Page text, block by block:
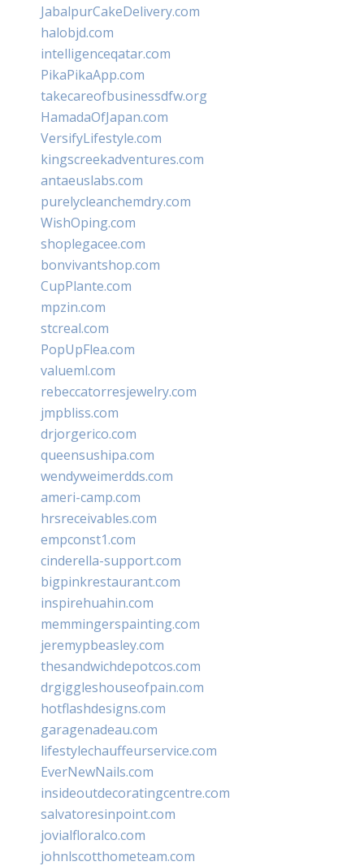
JabalpurCakeDelivery.com
halobjd.com
intelligenceqatar.com
PikaPikaApp.com
takecareofbusinessdfw.org
HamadaOfJapan.com
VersifyLifestyle.com
kingscreekadventures.com
antaeuslabs.com
purelycleanchemdry.com
WishOping.com
shoplegacee.com
bonvivantshop.com
CupPlante.com
mpzin.com
stcreal.com
PopUpFlea.com
valueml.com
rebeccatorresjewelry.com
jmpbliss.com
drjorgerico.com
queensushipa.com
wendyweimerdds.com
ameri-camp.com
hrsreceivables.com
empconst1.com
cinderella-support.com
bigpinkrestaurant.com
inspirehuahin.com
memmingerspainting.com
jeremypbeasley.com
thesandwichdepotcos.com
drgiggleshouseofpain.com
hotflashdesigns.com
garagenadeau.com
lifestylechauffeurservice.com
EverNewNails.com
insideoutdecoratingcentre.com
salvatoresinpoint.com
jovialfloralco.com
johnlscotthometeam.com